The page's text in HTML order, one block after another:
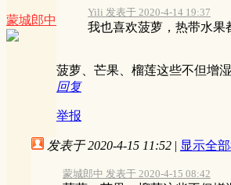
蒙城郎中
Yili 发表于 2020-4-14 19:37
我也喜欢菠萝，热带水果
菠萝、芒果、榴莲这些不但增
回复
举报
发表于 2020-4-15 11:52 | 显示全
蒙城郎中 发表于 2020-4-15 08:42